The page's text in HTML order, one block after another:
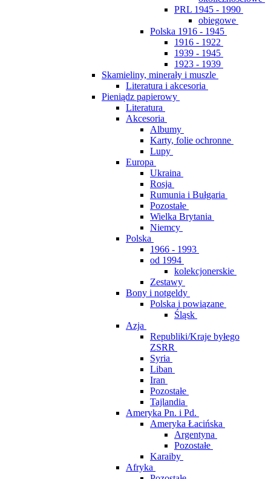
PRL 1945 - 1990
obiegowe
Polska 1916 - 1945
1916 - 1922
1939 - 1945
1923 - 1939
Skamieliny, minerały i muszle
Literatura i akcesoria
Pieniądz papierowy
Literatura
Akcesoria
Albumy
Karty, folie ochronne
Lupy
Europa
Ukraina
Rosja
Rumunia i Bułgaria
Pozostałe
Wielka Brytania
Niemcy
Polska
1966 - 1993
od 1994
kolekcjonerskie
Zestawy
Bony i notgeldy
Polska i powiązane
Śląsk
Azja
Republiki/Kraje byłego
ZSRR
Syria
Liban
Iran
Pozostałe
Tajlandia
Ameryka Pn. i Pd.
Ameryka Łacińska
Argentyna
Pozostałe
Karaiby
Afryka